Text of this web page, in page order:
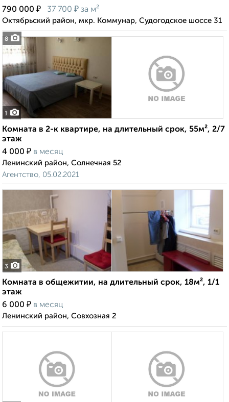
8
790 000 ₽ 37 700 ₽ за м²
Октябрьский район, мкр. Коммунар, Судогодское шоссе 31
1
Комната в 2-к квартире, на длительный срок, 55м², 2/7
этаж
4 000 ₽ в месяц
Ленинский район, Солнечная 52
Агентство, 05.02.2021
3
Комната в общежитии, на длительный срок, 18м², 1/1
этаж
6 000 ₽ в месяц
Ленинский район, Совхозная 2